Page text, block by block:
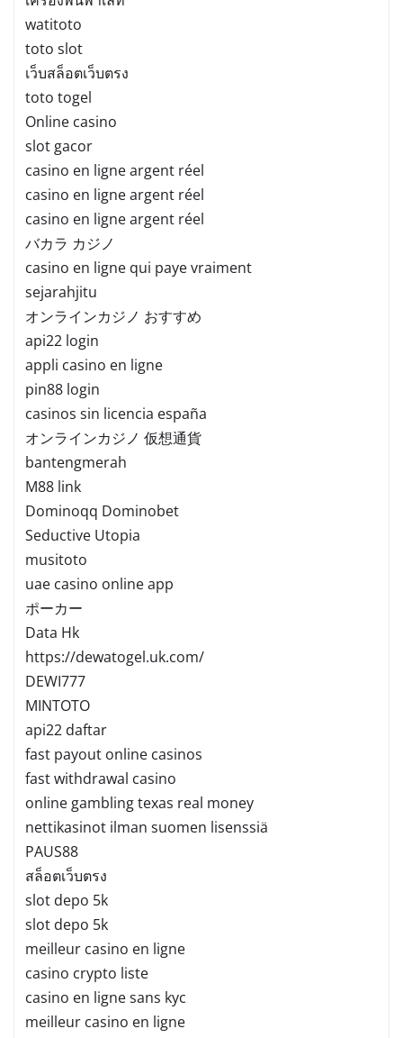
watitoto
toto slot
เว็บสล็อตเว็บตรง
toto togel
Online casino
slot gacor
casino en ligne argent réel
casino en ligne argent réel
casino en ligne argent réel
バカラ カジノ
casino en ligne qui paye vraiment
sejarahjitu
オンラインカジノ おすすめ
api22 login
appli casino en ligne
pin88 login
casinos sin licencia españa
オンラインカジノ 仮想通貨
bantengmerah
M88 link
Dominoqq Dominobet
Seductive Utopia
musitoto
uae casino online app
ポーカー
Data Hk
https://dewatogel.uk.com/
DEWI777
MINTOTO
api22 daftar
fast payout online casinos
fast withdrawal casino
online gambling texas real money
nettikasinot ilman suomen lisenssiä
PAUS88
สล็อตเว็บตรง
slot depo 5k
slot depo 5k
meilleur casino en ligne
casino crypto liste
casino en ligne sans kyc
meilleur casino en ligne